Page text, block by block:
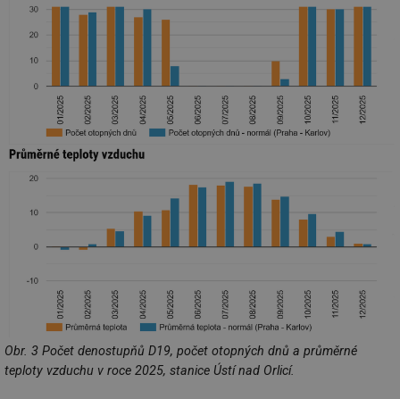
Obr. 3 Počet denostupňů D19, počet otopných dnů a průměrné
teploty vzduchu v roce 2025, stanice Ústí nad Orlicí.